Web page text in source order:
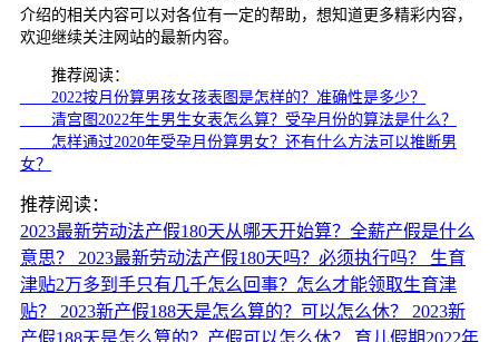
介绍的相关内容可以对各位有一定的帮助，想知道更多精彩内容，
欢迎继续关注网站的最新内容。
推荐阅读：
2022按月份算男孩女孩表图是怎样的？准确性是多少？
清宫图2022年生男生女表怎么算？受孕月份的算法是什么？
怎样通过2020年受孕月份算男女？还有什么方法可以推断男
女？
推荐阅读：
2023最新劳动法产假180天从哪天开始算？全薪产假是什么
意思？
2023最新劳动法产假180天吗？必须执行吗？
生育
津贴2万多到手只有几千怎么回事？怎么才能领取生育津
贴？
2023新产假188天是怎么算的？可以怎么休？
2023新